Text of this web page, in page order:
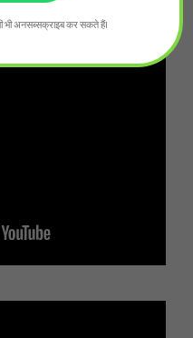
भी अनसब्सक्राइब कर सकते हैं।